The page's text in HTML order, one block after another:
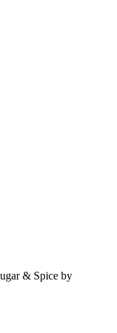
& Spice by